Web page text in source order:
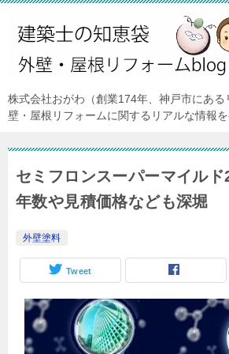
株式会社おがわ（創業174年、神戸市にあ
壁・屋根リフォームに関するリアルな情報
セミフロンスーパーマイルド
年数や見積価格なども深堀
外壁塗料
Tweet